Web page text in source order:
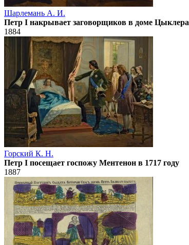
Шарлемань А. И.
Петр I накрывает заговорщиков в доме Цыклера
1884
Горский К. Н.
Петр I посещает госпожу Ментенон в 1717 году
1887